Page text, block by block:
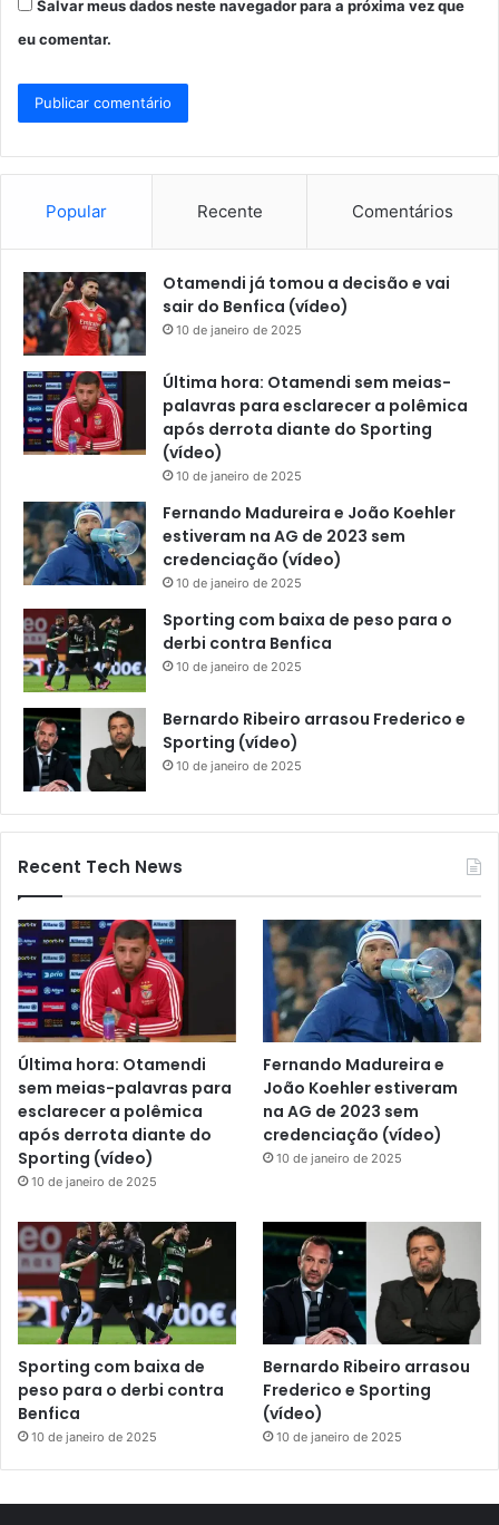
Salvar meus dados neste navegador para a próxima vez que
eu comentar.
Popular Recente Comentários
Otamendi já tomou a decisão e vai
sair do Benfica (vídeo)
10 de janeiro de 2025
Última hora: Otamendi sem meias-
palavras para esclarecer a polêmica
após derrota diante do Sporting
(vídeo)
10 de janeiro de 2025
Fernando Madureira e João Koehler
estiveram na AG de 2023 sem
credenciação (vídeo)
10 de janeiro de 2025
Sporting com baixa de peso para o
derbi contra Benfica
10 de janeiro de 2025
Bernardo Ribeiro arrasou Frederico e
Sporting (vídeo)
10 de janeiro de 2025
Recent Tech News
Última hora: Otamendi
sem meias-palavras para
esclarecer a polêmica
após derrota diante do
Sporting (vídeo)
10 de janeiro de 2025
Fernando Madureira e
João Koehler estiveram
na AG de 2023 sem
credenciação (vídeo)
10 de janeiro de 2025
Sporting com baixa de
peso para o derbi contra
Benfica
10 de janeiro de 2025
Bernardo Ribeiro arrasou
Frederico e Sporting
(vídeo)
10 de janeiro de 2025